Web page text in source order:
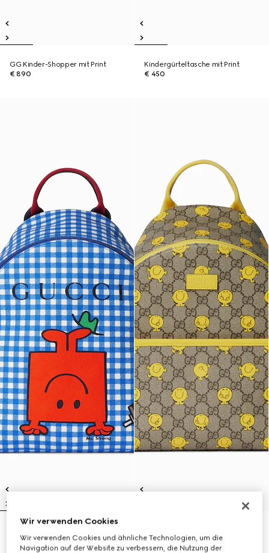
GG Kinder-Shopper mit Print
€ 890
Kindergürteltasche mit Print
€ 450
€ 1.100
€ 1.100
Wir verwenden Cookies
Wir verwenden Cookies und ähnliche Technologien, um die
Navigation auf der Website zu verbessern, die Nutzung der